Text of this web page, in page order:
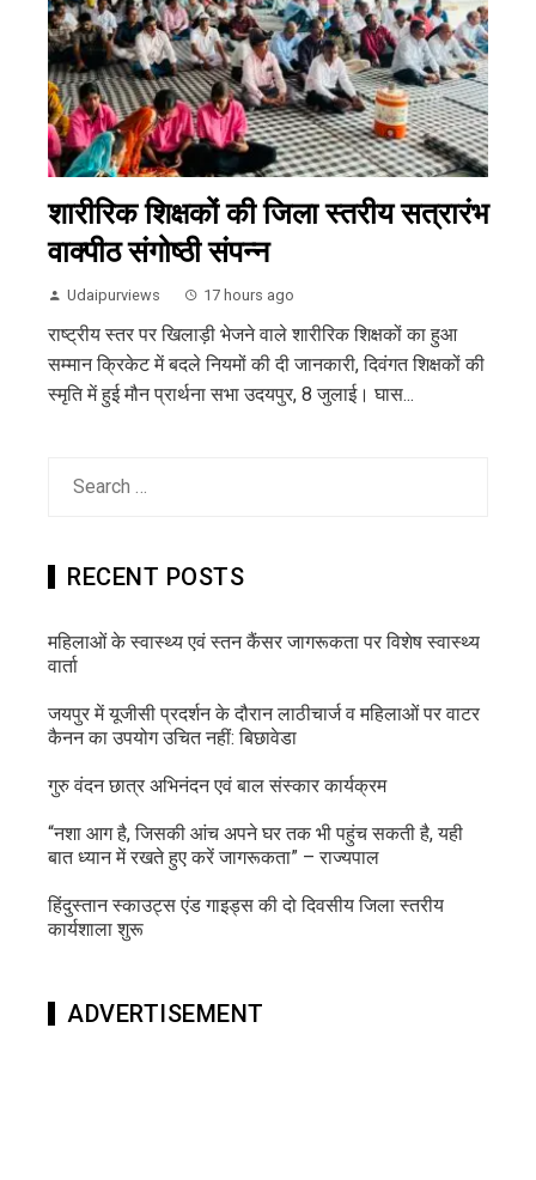
शारीरिक शिक्षकों की जिला स्तरीय सत्रारंभ
वाक्पीठ संगोष्ठी संपन्न
Udaipurviews 17 hours ago
राष्ट्रीय स्तर पर खिलाड़ी भेजने वाले शारीरिक शिक्षकों का हुआ
सम्मान क्रिकेट में बदले नियमों की दी जानकारी, दिवंगत शिक्षकों की
स्मृति में हुई मौन प्रार्थना सभा उदयपुर, 8 जुलाई। घास...
RECENT POSTS
महिलाओं के स्वास्थ्य एवं स्तन कैंसर जागरूकता पर विशेष स्वास्थ्य
वार्ता
जयपुर में यूजीसी प्रदर्शन के दौरान लाठीचार्ज व महिलाओं पर वाटर
कैनन का उपयोग उचित नहीं: बिछावेडा
गुरु वंदन छात्र अभिनंदन एवं बाल संस्कार कार्यक्रम
“नशा आग है, जिसकी आंच अपने घर तक भी पहुंच सकती है, यही
बात ध्यान में रखते हुए करें जागरूकता” – राज्यपाल
हिंदुस्तान स्काउट्स एंड गाइड्स की दो दिवसीय जिला स्तरीय
कार्यशाला शुरू
ADVERTISEMENT